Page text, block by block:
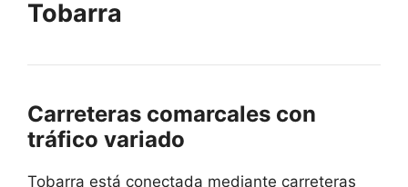
Tobarra
Carreteras comarcales con
tráfico variado
Tobarra está conectada mediante carreteras